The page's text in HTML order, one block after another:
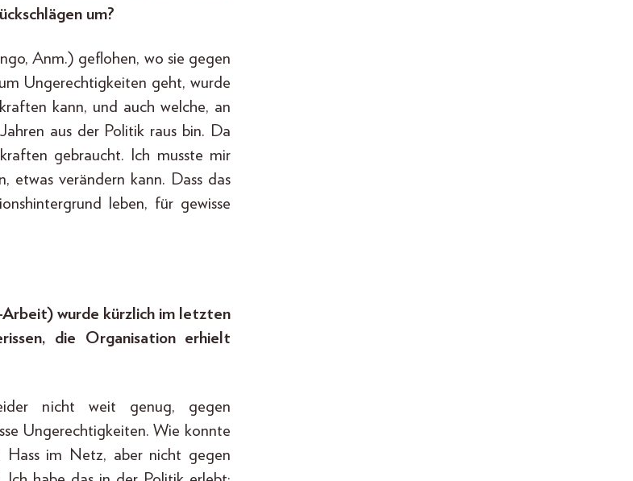
um?
Anm.) geflohen, wo sie gegen
Ungerechtigkeiten geht, wurde
kann, und auch welche, an
aus der Politik raus bin. Da
gebraucht. Ich musste mir
etwas verändern kann. Dass das
leben, für gewisse
wurde kürzlich im letzten
die Organisation erhielt
nicht weit genug, gegen
Ungerechtigkeiten. Wie konnte
im Netz, aber nicht gegen